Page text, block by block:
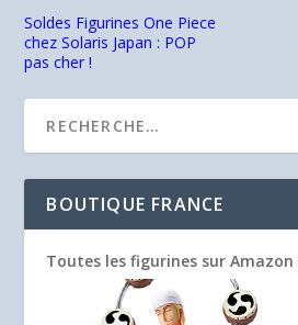
Soldes Figurines One Piece
chez Solaris Japan : POP
pas cher !
BOUTIQUE FRANCE
Toutes les figurines sur Amazon